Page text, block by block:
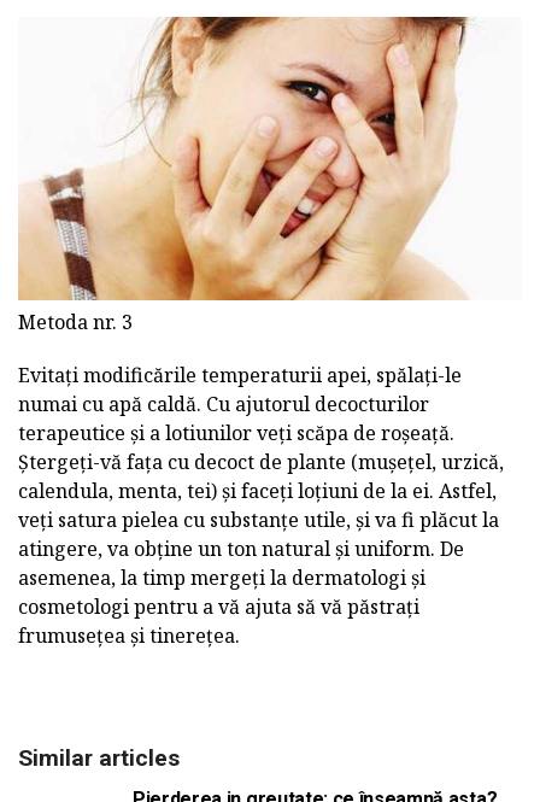
Metoda nr. 3
Evitați modificările temperaturii apei, spălați-le
numai cu apă caldă. Cu ajutorul decocturilor
terapeutice și a lotiunilor veți scăpa de roșeață.
Ștergeți-vă fața cu decoct de plante (mușețel, urzică,
calendula, menta, tei) și faceți loțiuni de la ei. Astfel,
veți satura pielea cu substanțe utile, și va fi plăcut la
atingere, va obține un ton natural și uniform. De
asemenea, la timp mergeți la dermatologi și
cosmetologi pentru a vă ajuta să vă păstrați
frumusețea și tinerețea.
Similar articles